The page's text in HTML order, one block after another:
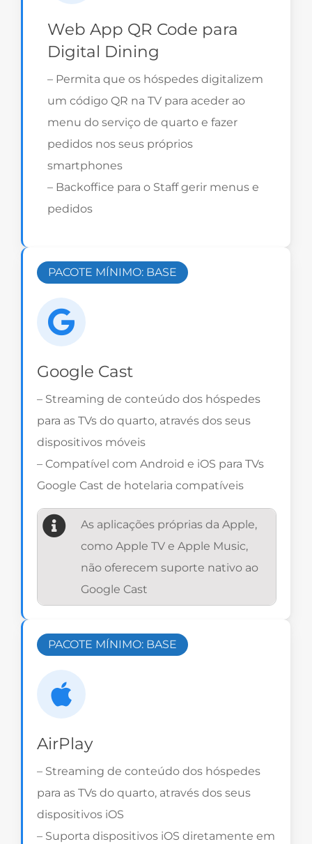
Web App QR Code para
Digital Dining
– Permita que os hóspedes digitalizem
um código QR na TV para aceder ao
menu do serviço de quarto e fazer
pedidos nos seus próprios
smartphones
– Backoffice para o Staff gerir menus e
pedidos
PACOTE MÍNIMO: BASE
Google Cast
– Streaming de conteúdo dos hóspedes
para as TVs do quarto, através dos seus
dispositivos móveis
– Compatível com Android e iOS para TVs
Google Cast de hotelaria compatíveis
As aplicações próprias da Apple,
como Apple TV e Apple Music,
não oferecem suporte nativo ao
Google Cast
PACOTE MÍNIMO: BASE
AirPlay
– Streaming de conteúdo dos hóspedes
para as TVs do quarto, através dos seus
dispositivos iOS
– Suporta dispositivos iOS diretamente em